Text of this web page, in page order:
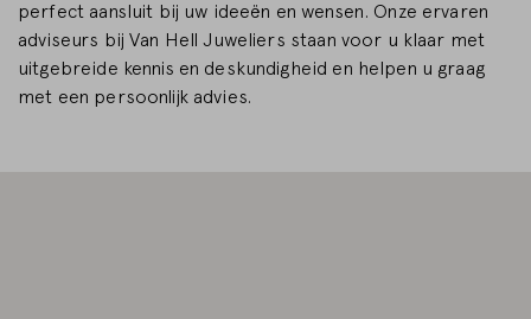
perfect aansluit bij uw ideeën en wensen. Onze ervaren
adviseurs bij Van Hell Juweliers staan ​​voor u klaar met
uitgebreide kennis en deskundigheid en helpen u graag
met een persoonlijk advies.